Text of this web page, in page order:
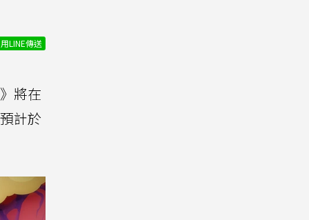
用LINE傳送
將在
計於